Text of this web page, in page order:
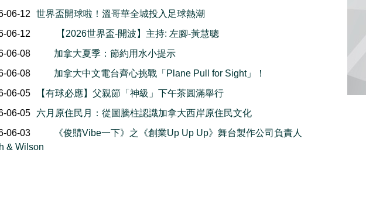
06-12
世界盃開球啦！溫哥華全城投入足球熱潮
06-12
【2026世界盃-開波】主持: 左腳-黃慧聰
06-08
加拿大夏季：節約用水小提示
06-08
加拿大中文電台齊心挑戰「Plane Pull for Sight」！
06-05
【有球必應】父親節「神級」下午茶圓滿舉行
06-05
六月原住民月：從圖騰柱認識加拿大西岸原住民文化
06-03
《俊䝼Vibe一下》之《創業Up Up Up》舞台製作公司負責人
& Wilson